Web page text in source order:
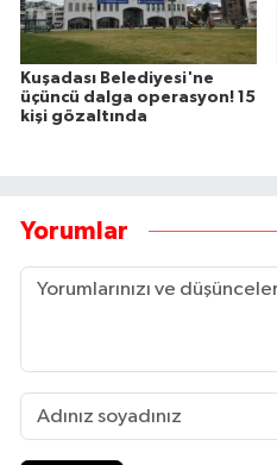
Kuşadası Belediyesi'ne
üçüncü dalga operasyon! 15
kişi gözaltında
Yorumlar